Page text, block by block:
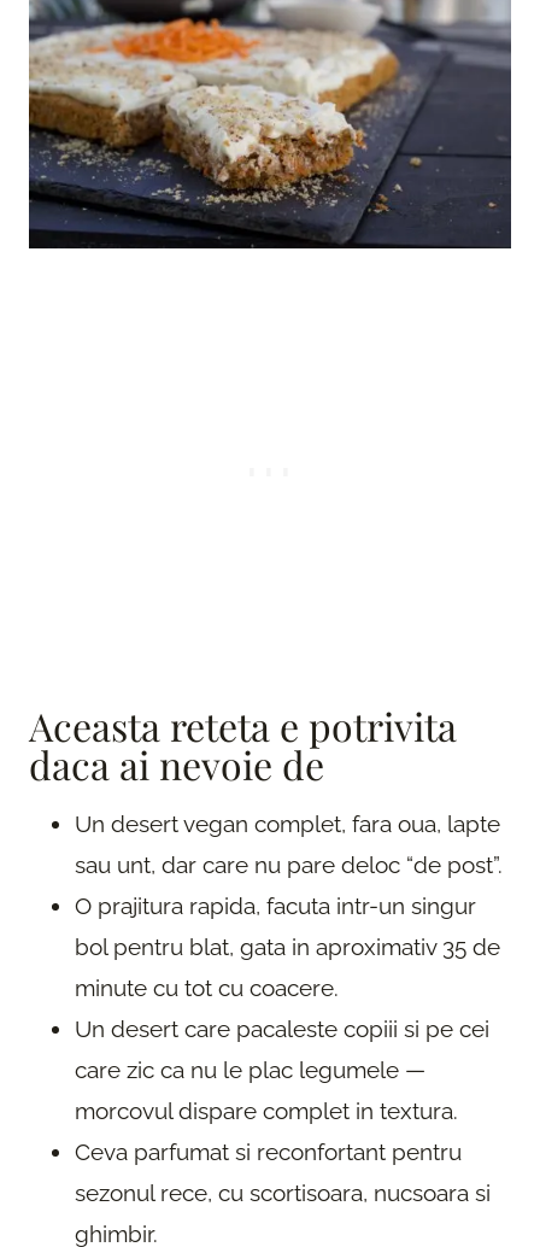
Aceasta reteta e potrivita
daca ai nevoie de
Un desert vegan complet, fara oua, lapte
sau unt, dar care nu pare deloc “de post”.
O prajitura rapida, facuta intr-un singur
bol pentru blat, gata in aproximativ 35 de
minute cu tot cu coacere.
Un desert care pacaleste copiii si pe cei
care zic ca nu le plac legumele —
morcovul dispare complet in textura.
Ceva parfumat si reconfortant pentru
sezonul rece, cu scortisoara, nucsoara si
ghimbir.